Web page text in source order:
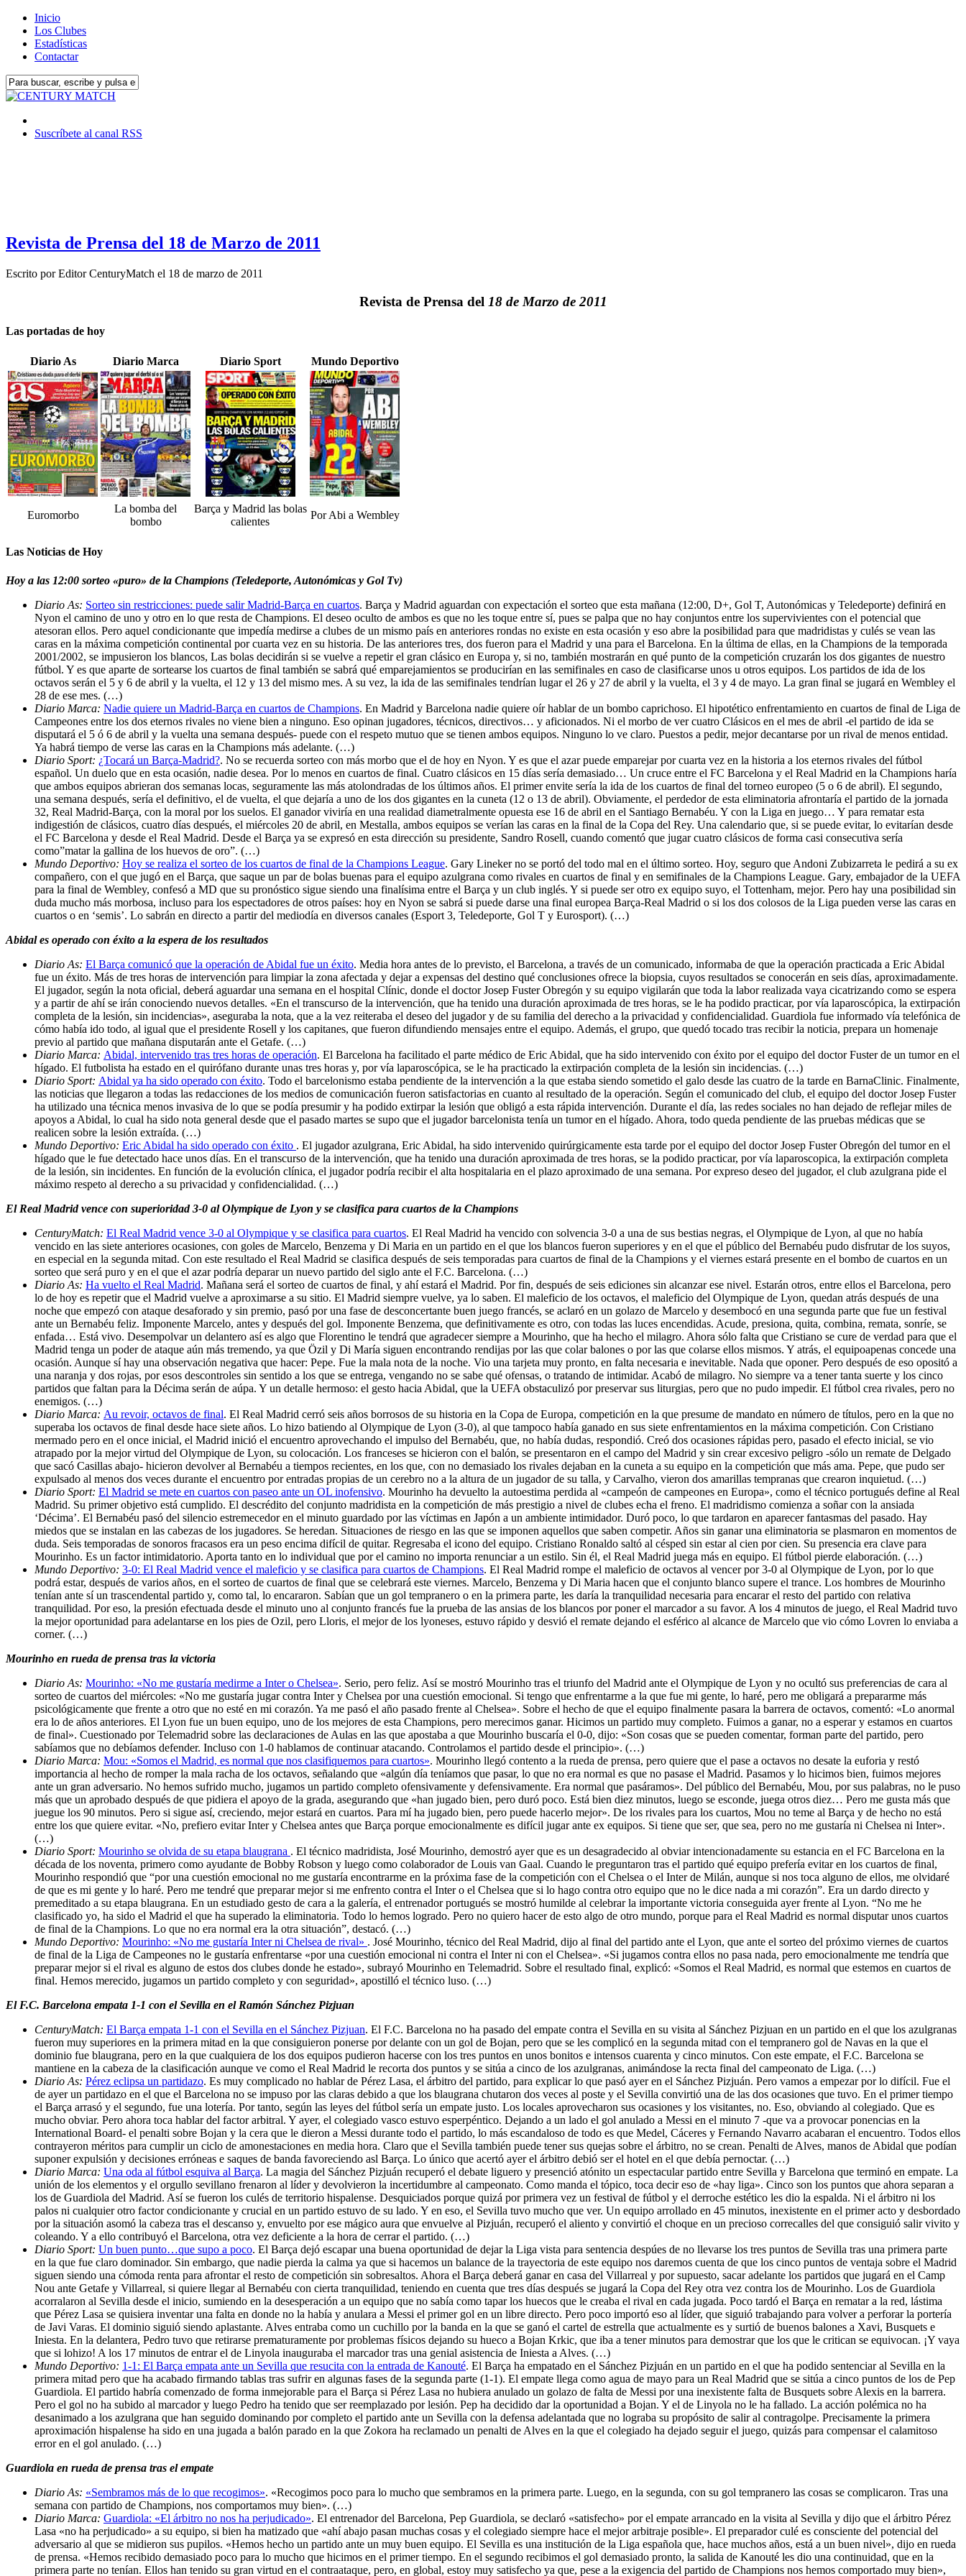
Inicio
Los Clubes
Estadísticas
Contactar
Suscríbete al canal RSS
Revista de Prensa del 18 de Marzo de 2011
Escrito porEditor CenturyMatch el 18 de marzo de 2011
Revista de Prensa del 18 de Marzo de 2011
Las portadas de hoy
Diario As Diario Marca Diario Sport Mundo Deportivo
Euromorbo
La bomba del
bombo
Barça y Madrid las bolas
calientes
Por Abi a Wembley
Las Noticias de Hoy
Hoy a las 12:00 sorteo «puro» de la Champions (Teledeporte, Autonómicas y Gol Tv)
Diario As: Sorteo sin restricciones: puede salir Madrid-Barça en cuartos. Barça y Madrid aguardan con expectación el sorteo que esta mañana (12:00, D+, Gol T, Autonómicas y Teledeporte) definirá en
Nyon el camino de uno y otro en lo que resta de Champions. El deseo oculto de ambos es que no les toque entre sí, pues se palpa que no hay conjuntos entre los supervivientes con el potencial que
atesoran ellos. Pero aquel condicionante que impedía medirse a clubes de un mismo país en anteriores rondas no existe en esta ocasión y eso abre la posibilidad para que madridistas y culés se vean las
caras en la máxima competición continental por cuarta vez en su historia. De las anteriores tres, dos fueron para el Madrid y una para el Barcelona. En la última de ellas, en la Champions de la temporada
2001/2002, se impusieron los blancos, Las bolas decidirán si se vuelve a repetir el gran clásico en Europa y, si no, también mostrarán en qué punto de la competición cruzarán los dos gigantes de nuestro
fútbol. Y es que aparte de sortearse los cuartos de final también se sabrá qué emparejamientos se producirían en las semifinales en caso de clasificarse unos u otros equipos. Los partidos de ida de los
octavos serán el 5 y 6 de abril y la vuelta, el 12 y 13 del mismo mes. A su vez, la ida de las semifinales tendrían lugar el 26 y 27 de abril y la vuelta, el 3 y 4 de mayo. La gran final se jugará en Wembley el
28 de ese mes. (…)
Diario Marca: Nadie quiere un Madrid-Barça en cuartos de Champions. En Madrid y Barcelona nadie quiere oír hablar de un bombo caprichoso. El hipotético enfrentamiento en cuartos de final de Liga de
Campeones entre los dos eternos rivales no viene bien a ninguno. Eso opinan jugadores, técnicos, directivos… y aficionados. Ni el morbo de ver cuatro Clásicos en el mes de abril -el partido de ida se
disputará el 5 ó 6 de abril y la vuelta una semana después- puede con el respeto mutuo que se tienen ambos equipos. Ninguno lo ve claro. Puestos a pedir, mejor decantarse por un rival de menos entidad.
Ya habrá tiempo de verse las caras en la Champions más adelante. (…)
Diario Sport: ¿Tocará un Barça-Madrid?. No se recuerda sorteo con más morbo que el de hoy en Nyon. Y es que el azar puede emparejar por cuarta vez en la historia a los eternos rivales del fútbol
español. Un duelo que en esta ocasión, nadie desea. Por lo menos en cuartos de final. Cuatro clásicos en 15 días sería demasiado… Un cruce entre el FC Barcelona y el Real Madrid en la Champions haría
que ambos equipos abrieran dos semanas locas, seguramente las más atolondradas de los últimos años. El primer envite sería la ida de los cuartos de final del torneo europeo (5 o 6 de abril). El segundo,
una semana después, sería el definitivo, el de vuelta, el que dejaría a uno de los dos gigantes en la cuneta (12 o 13 de abril). Obviamente, el perdedor de esta eliminatoria afrontaría el partido de la jornada
32, Real Madrid-Barça, con la moral por los suelos. El ganador viviría en una realidad diametralmente opuesta ese 16 de abril en el Santiago Bernabéu. Y con la Liga en juego… Y para rematar esta
indigestión de clásicos, cuatro días después, el miércoles 20 de abril, en Mestalla, ambos equipos se verían las caras en la final de la Copa del Rey. Una calendario que, si se puede evitar, lo evitarían desde
el FC Barcelona y desde el Real Madrid. Desde el Barça ya se expresó en esta dirección su presidente, Sandro Rosell, cuando comentó que jugar cuatro clásicos de forma casi consecutiva sería
como”matar la gallina de los huevos de oro”. (…)
Mundo Deportivo: Hoy se realiza el sorteo de los cuartos de final de la Champions League. Gary Lineker no se portó del todo mal en el último sorteo. Hoy, seguro que Andoni Zubizarreta le pedirá a su ex
compañero, con el que jugó en el Barça, que saque un par de bolas buenas para el equipo azulgrana como rivales en cuartos de final y en semifinales de la Champions League. Gary, embajador de la UEFA
para la final de Wembley, confesó a MD que su pronóstico sigue siendo una finalísima entre el Barça y un club inglés. Y si puede ser otro ex equipo suyo, el Tottenham, mejor. Pero hay una posibilidad sin
duda mucho más morbosa, incluso para los espectadores de otros países: hoy en Nyon se sabrá si puede darse una final europea Barça-Real Madrid o si los dos colosos de la Liga pueden verse las caras en
cuartos o en ‘semis’. Lo sabrán en directo a partir del mediodía en diversos canales (Esport 3, Teledeporte, Gol T y Eurosport). (…)
Abidal es operado con éxito a la espera de los resultados
Diario As: El Barça comunicó que la operación de Abidal fue un éxito. Media hora antes de lo previsto, el Barcelona, a través de un comunicado, informaba de que la operación practicada a Eric Abidal
fue un éxito. Más de tres horas de intervención para limpiar la zona afectada y dejar a expensas del destino qué conclusiones ofrece la biopsia, cuyos resultados se conocerán en seis días, aproximadamente.
El jugador, según la nota oficial, deberá aguardar una semana en el hospital Clínic, donde el doctor Josep Fuster Obregón y su equipo vigilarán que toda la labor realizada vaya cicatrizando como se espera
y a partir de ahí se irán conociendo nuevos detalles. «En el transcurso de la intervención, que ha tenido una duración aproximada de tres horas, se le ha podido practicar, por vía laparoscópica, la extirpación
completa de la lesión, sin incidencias», aseguraba la nota, que a la vez reiteraba el deseo del jugador y de su familia del derecho a la privacidad y confidencialidad. Guardiola fue informado vía telefónica de
cómo había ido todo, al igual que el presidente Rosell y los capitanes, que fueron difundiendo mensajes entre el equipo. Además, el grupo, que quedó tocado tras recibir la noticia, prepara un homenaje
previo al partido que mañana disputarán ante el Getafe. (…)
Diario Marca: Abidal, intervenido tras tres horas de operación. El Barcelona ha facilitado el parte médico de Eric Abidal, que ha sido intervenido con éxito por el equipo del doctor Fuster de un tumor en el
hígado. El futbolista ha estado en el quirófano durante unas tres horas y, por vía laparoscópica, se le ha practicado la extirpación completa de la lesión sin incidencias. (…)
Diario Sport: Abidal ya ha sido operado con éxito. Todo el barcelonismo estaba pendiente de la intervención a la que estaba siendo sometido el galo desde las cuatro de la tarde en BarnaClinic. Finalmente,
las noticias que llegaron a todas las redacciones de los medios de comunicación fueron satisfactorias en cuanto al resultado de la operación. Según el comunicado del club, el equipo del doctor Josep Fuster
ha utilizado una técnica menos invasiva de lo que se podía presumir y ha podido extirpar la lesión que obligó a esta rápida intervención. Durante el día, las redes sociales no han dejado de reflejar miles de
apoyos a Abidal, lo cual ha sido nota general desde que el pasado martes se supo que el jugador barcelonista tenía un tumor en el hígado. Ahora, todo queda pendiente de las pruebas médicas que se
realicen sobre la lesión extraída. (…)
Mundo Deportivo: Eric Abidal ha sido operado con éxito . El jugador azulgrana, Eric Abidal, ha sido intervenido quirúrgicamente esta tarde por el equipo del doctor Josep Fuster Obregón del tumor en el
hígado que le fue detectado hace unos días. En el transcurso de la intervención, que ha tenido una duración aproximada de tres horas, se la podido practicar, por vía laparoscopica, la extirpación completa
de la lesión, sin incidentes. En función de la evolución clínica, el jugador podría recibir el alta hospitalaria en el plazo aproximado de una semana. Por expreso deseo del jugador, el club azulgrana pide el
máximo respeto al derecho a su privacidad y confidencialidad. (…)
El Real Madrid vence con superioridad 3-0 al Olympique de Lyon y se clasifica para cuartos de la Champions
CenturyMatch: El Real Madrid vence 3-0 al Olympique y se clasifica para cuartos. El Real Madrid ha vencido con solvencia 3-0 a una de sus bestias negras, el Olympique de Lyon, al que no había
vencido en las siete anteriores ocasiones, con goles de Marcelo, Benzema y Di Maria en un partido en el que los blancos fueron superiores y en el que el público del Bernabéu pudo disfrutar de los suyos,
en especial en la segunda mitad. Con este resultado el Real Madrid se clasifica después de seis temporadas para cuartos de final de la Champions y el viernes estará presente en el bombo de cuartos en un
sorteo que será puro y en el que el azar podría deparar un nuevo partido del siglo ante el F.C. Barcelona. (…)
Diario As: Ha vuelto el Real Madrid. Mañana será el sorteo de cuartos de final, y ahí estará el Madrid. Por fin, después de seis ediciones sin alcanzar ese nivel. Estarán otros, entre ellos el Barcelona, pero
lo de hoy es repetir que el Madrid vuelve a aproximarse a su sitio. El Madrid siempre vuelve, ya lo saben. El maleficio de los octavos, el maleficio del Olympique de Lyon, quedan atrás después de una
noche que empezó con ataque desaforado y sin premio, pasó por una fase de desconcertante buen juego francés, se aclaró en un golazo de Marcelo y desembocó en una segunda parte que fue un festival
ante un Bernabéu feliz. Imponente Marcelo, antes y después del gol. Imponente Benzema, que definitivamente es otro, con todas las luces encendidas. Acude, presiona, quita, combina, remata, sonríe, se
enfada… Está vivo. Desempolvar un delantero así es algo que Florentino le tendrá que agradecer siempre a Mourinho, que ha hecho el milagro. Ahora sólo falta que Cristiano se cure de verdad para que el
Madrid tenga un poder de ataque aún más tremendo, ya que Özil y Di María siguen encontrando rendijas por las que colar balones o por las que colarse ellos mismos. Y atrás, el equipoapenas concede una
ocasión. Aunque sí hay una observación negativa que hacer: Pepe. Fue la mala nota de la noche. Vio una tarjeta muy pronto, en falta necesaria e inevitable. Nada que oponer. Pero después de eso opositó a
una naranja y dos rojas, por esos descontroles sin sentido a los que se entrega, vengando no se sabe qué ofensas, o tratando de intimidar. Acabó de milagro. No siempre va a tener tanta suerte y los cinco
partidos que faltan para la Décima serán de aúpa. Y un detalle hermoso: el gesto hacia Abidal, que la UEFA obstaculizó por preservar sus liturgias, pero que no pudo impedir. El fútbol crea rivales, pero no
enemigos. (…)
Diario Marca: Au revoir, octavos de final. El Real Madrid cerró seis años borrosos de su historia en la Copa de Europa, competición en la que presume de mandato en número de títulos, pero en la que no
superaba los octavos de final desde hace siete años. Lo hizo batiendo al Olympique de Lyon (3-0), al que tampoco había ganado en sus siete enfrentamientos en la máxima competición. Con Cristiano
mermado pero en el once inicial, el Madrid inició el encuentro aprovechando el impulso del Bernabéu, que, no había dudas, respondió. Creó dos ocasiones rápidas pero, pasado el efecto inicial, se vio
atrapado por la mejor virtud del Olympique de Lyon, su colocación. Los franceses se hicieron con el balón, se presentaron en el campo del Madrid y sin crear excesivo peligro -sólo un remate de Delgado
que sacó Casillas abajo- hicieron devolver al Bernabéu a tiempos recientes, en los que, con no demasiado los rivales dejaban en la cuneta a su equipo en la competición que más ama. Pepe, que pudo ser
expulsado al menos dos veces durante el encuentro por entradas propias de un cerebro no a la altura de un jugador de su talla, y Carvalho, vieron dos amarillas tempranas que crearon inquietud. (…)
Diario Sport: El Madrid se mete en cuartos con paseo ante un OL inofensivo. Mourinho ha devuelto la autoestima perdida al «campeón de campeones en Europa», como el técnico portugués define al Real
Madrid. Su primer objetivo está cumplido. El descrédito del conjunto madridista en la competición de más prestigio a nivel de clubes echa el freno. El madridismo comienza a soñar con la ansiada
‘Décima’. El Bernabéu pasó del silencio estremecedor en el minuto guardado por las víctimas en Japón a un ambiente intimidador. Duró poco, lo que tardaron en aparecer fantasmas del pasado. Hay
miedos que se instalan en las cabezas de los jugadores. Se heredan. Situaciones de riesgo en las que se imponen aquellos que saben competir. Años sin ganar una eliminatoria se plasmaron en momentos de
duda. Seis temporadas de sonoros fracasos era un peso encima difícil de quitar. Regresaba el icono del equipo. Cristiano Ronaldo saltó al césped sin estar al cien por cien. Su presencia era clave para
Mourinho. Es un factor intimidatorio. Aporta tanto en lo individual que por el camino no importa renunciar a un estilo. Sin él, el Real Madrid juega más en equipo. El fútbol pierde elaboración. (…)
Mundo Deportivo: 3-0: El Real Madrid vence el maleficio y se clasifica para cuartos de Champions. El Real Madrid rompe el maleficio de octavos al vencer por 3-0 al Olympique de Lyon, por lo que
podrá estar, después de varios años, en el sorteo de cuartos de final que se celebrará este viernes. Marcelo, Benzema y Di Maria hacen que el conjunto blanco supere el trance. Los hombres de Mourinho
tenían ante sí un trascendental partido y, como tal, lo encararon. Sabían que un gol tempranero o en la primera parte, les daría la tranquilidad necesaria para encarar el resto del partido con relativa
tranquilidad. Por eso, la presión efectuada desde el minuto uno al conjunto francés fue la prueba de las ansias de los blancos por poner el marcador a su favor. A los 4 minutos de juego, el Real Madrid tuvo
la mejor oportunidad para adelantarse en los pies de Ozil, pero Lloris, el mejor de los lyoneses, estuvo rápido y desvió el remate dejando el esférico al alcance de Marcelo que vio cómo Lovren lo enviaba a
corner. (…)
Mourinho en rueda de prensa tras la victoria
Diario As: Mourinho: «No me gustaría medirme a Inter o Chelsea». Serio, pero feliz. Así se mostró Mourinho tras el triunfo del Madrid ante el Olympique de Lyon y no ocultó sus preferencias de cara al
sorteo de cuartos del miércoles: «No me gustaría jugar contra Inter y Chelsea por una cuestión emocional. Si tengo que enfrentarme a la que fue mi gente, lo haré, pero me obligará a prepararme más
psicológicamente que frente a otro que no esté en mi corazón. Ya me pasó el año pasado frente al Chelsea». Sobre el hecho de que el equipo finalmente pasara la barrera de octavos, comentó: «Lo anormal
era lo de años anteriores. El Lyon fue un buen equipo, uno de los mejores de esta Champions, pero merecimos ganar. Hicimos un partido muy completo. Fuimos a ganar, no a esperar y estamos en cuartos
de final». Cuestionado por Telemadrid sobre las declaraciones de Aulas en las que apostaba a que Mourinho buscaría el 0-0, dijo: «Son cosas que se pueden comentar, forman parte del partido, pero
sabíamos que no debíamos defender. Incluso con 1-0 hablamos de continuar atacando. Controlamos el partido desde el principio». (…)
Diario Marca: Mou: «Somos el Madrid, es normal que nos clasifiquemos para cuartos». Mourinho llegó contento a la rueda de prensa, pero quiere que el pase a octavos no desate la euforia y restó
importancia al hecho de romper la mala racha de los octavos, señalando que «algún día teníamos que pasar, lo que no era normal es que no pasase el Madrid. Pasamos y lo hicimos bien, fuimos mejores
ante un gran adversario. No hemos sufrido mucho, jugamos un partido completo ofensivamente y defensivamente. Era normal que pasáramos». Del público del Bernabéu, Mou, por sus palabras, no le puso
más que un aprobado después de que pidiera el apoyo de la grada, asegurando que «han jugado bien, pero duró poco. Está bien diez minutos, luego se esconde, juega otros diez… Pero me gusta más que
juegue los 90 minutos. Pero si sigue así, creciendo, mejor estará en cuartos. Para mí ha jugado bien, pero puede hacerlo mejor». De los rivales para los cuartos, Mou no teme al Barça y de hecho no está
entre los que quiere evitar. «No, prefiero evitar Inter y Chelsea antes que Barça porque emocionalmente es difícil jugar ante ex equipos. Si tiene que ser, que sea, pero no me gustaría ni Chelsea ni Inter».
(…)
Diario Sport: Mourinho se olvida de su etapa blaugrana . El técnico madridista, José Mourinho, demostró ayer que es un desagradecido al obviar intencionadamente su estancia en el FC Barcelona en la
década de los noventa, primero como ayudante de Bobby Robson y luego como colaborador de Louis van Gaal. Cuando le preguntaron tras el partido qué equipo prefería evitar en los cuartos de final,
Mourinho respondió que “por una cuestión emocional no me gustaría encontrarme en la próxima fase de la competición con el Chelsea o el Inter de Milán, aunque si nos toca alguno de ellos, me olvidaré
de que es mi gente y lo haré. Pero me tendré que preparar mejor si me enfrento contra el Inter o el Chelsea que si lo hago contra otro equipo que no le dice nada a mi corazón”. Era un dardo directo y
premeditado a su etapa blaugrana. En un estudiado gesto de cara a la galería, el entrenador portugués se mostró humilde al celebrar la importante victoria conseguida ayer frente al Lyon. “No me he
clasificado yo, ha sido el Madrid el que ha superado la eliminatoria. Todo lo hemos logrado. Pero no quiero hacer de esto algo de otro mundo, porque para el Real Madrid es normal disputar unos cuartos
de final de la Champions. Lo que no era normal era la otra situación”, destacó. (…)
Mundo Deportivo: Mourinho: «No me gustaría Inter ni Chelsea de rival» . José Mourinho, técnico del Real Madrid, dijo al final del partido ante el Lyon, que ante el sorteo del próximo viernes de cuartos
de final de la Liga de Campeones no le gustaría enfrentarse «por una cuestión emocional ni contra el Inter ni con el Chelsea». «Si jugamos contra ellos no pasa nada, pero emocionalmente me tendría que
preparar mejor si el rival es alguno de estos dos clubes donde he estado», subrayó Mourinho en Telemadrid. Sobre el resultado final, explicó: «Somos el Real Madrid, es normal que estemos en cuartos de
final. Hemos merecido, jugamos un partido completo y con seguridad», apostilló el técnico luso. (…)
El F.C. Barcelona empata 1-1 con el Sevilla en el Ramón Sánchez Pizjuan
CenturyMatch: El Barça empata 1-1 con el Sevilla en el Sánchez Pizjuan. El F.C. Barcelona no ha pasado del empate contra el Sevilla en su visita al Sánchez Pizjuan en un partido en el que los azulgranas
fueron muy superiores en la primera mitad en la que consiguieron ponerse por delante con un gol de Bojan, pero que se les complicó en la segunda mitad con el tempranero gol de Navas en la que el
dominio fue blaugrana, pero en la que cualquiera de los dos equipos pudieron hacerse con los tres puntos en unos bonitos e intensos cuarenta y cinco minutos. Con este empate, el F.C. Barcelona se
mantiene en la cabeza de la clasificación aunque ve como el Real Madrid le recorta dos puntos y se sitúa a cinco de los azulgranas, animándose la recta final del campeonato de Liga. (…)
Diario As: Pérez eclipsa un partidazo. Es muy complicado no hablar de Pérez Lasa, el árbitro del partido, para explicar lo que pasó ayer en el Sánchez Pizjuán. Pero vamos a empezar por lo difícil. Fue el
de ayer un partidazo en el que el Barcelona no se impuso por las claras debido a que los blaugrana chutaron dos veces al poste y el Sevilla convirtió una de las dos ocasiones que tuvo. En el primer tiempo
el Barça arrasó y el segundo, fue una lotería. Por tanto, según las leyes del fútbol sería un empate justo. Los locales aprovecharon sus ocasiones y los visitantes, no. Eso, obviando al colegiado. Que es
mucho obviar. Pero ahora toca hablar del factor arbitral. Y ayer, el colegiado vasco estuvo esperpéntico. Dejando a un lado el gol anulado a Messi en el minuto 7 -que va a provocar ponencias en la
International Board- el penalti sobre Bojan y la cera que le dieron a Messi durante todo el partido, lo más escandaloso de todo es que Medel, Cáceres y Fernando Navarro acabaran el encuentro. Todos ellos
contrayeron méritos para cumplir un ciclo de amonestaciones en media hora. Claro que el Sevilla también puede tener sus quejas sobre el árbitro, no se crean. Penalti de Alves, manos de Abidal que podían
suponer expulsión y decisiones erróneas e saques de banda favoreciendo asl Barça. Lo único que acertó ayer el árbitro debió ser el hotel en el que debía pernoctar. (…)
Diario Marca: Una oda al fútbol esquiva al Barça. La magia del Sánchez Pizjuán recuperó el debate liguero y presenció atónito un espectacular partido entre Sevilla y Barcelona que terminó en empate. La
unión de los elementos y el orgullo sevillano frenaron al líder y devolvieron la incertidumbre al campeonato. Como manda el tópico, toca decir eso de «hay liga». Cinco son los puntos que ahora separan a
los de Guardiola del Madrid. Así se fueron los culés de territorio hispalense. Desquiciados porque quizá por primera vez un festival de fútbol y el derroche estético les dio la espalda. Ni el árbitro ni los
palos ni cualquier otro factor condicionante y crucial en un partido estuvo de su lado. Y en eso, el Sevilla tuvo mucho que ver. Un equipo arrollado en 45 minutos, inexistente en el primer acto y desbordado
por la situación asomó la cabeza tras el descanso y, envuelto por ese mágico aura que envuelve al Pizjuán, recuperó el aliento y convirtió el choque en un precioso correcalles del que consiguió salir vivito y
coleando. Y a ello contribuyó el Barcelona, otra vez deficiente a la hora de cerrar el partido. (…)
Diario Sport: Un buen punto…que supo a poco. El Barça dejó escapar una buena oportunidad de dejar la Liga vista para sentencia despúes de no llevarse los tres puntos de Sevilla tras una primera parte
en la que fue claro dominador. Sin embargo, que nadie pierda la calma ya que si hacemos un balance de la trayectoria de este equipo nos daremos cuenta de que los cinco puntos de ventaja sobre el Madrid
siguen siendo una cómoda renta para afrontar el resto de competición sin sobresaltos. Ahora el Barça deberá ganar en casa del Villarreal y por supuesto, sacar adelante los partidos que jugará en el Camp
Nou ante Getafe y Villarreal, si quiere llegar al Bernabéu con cierta tranquilidad, teniendo en cuenta que tres días después se jugará la Copa del Rey otra vez contra los de Mourinho. Los de Guardiola
acorralaron al Sevilla desde el inicio, sumiendo en la desesperación a un equipo que no sabía como tapar los huecos que le creaba el rival en cada jugada. Poco tardó el Barça en rematar a la red, lástima
que Pérez Lasa se quisiera inventar una falta en donde no la había y anulara a Messi el primer gol en un libre directo. Pero poco importó eso al líder, que siguió trabajando para volver a perforar la portería
de Javi Varas. El dominio siguió siendo aplastante. Alves entraba como un cuchillo por la banda en la que se ganó el cartel de estrella que actualmente es y surtió de buenos balones a Xavi, Busquets e
Iniesta. En la delantera, Pedro tuvo que retirarse prematuramente por problemas físicos dejando su hueco a Bojan Krkic, que iba a tener minutos para demostrar que los que le critican se equivocan. ¡Y vaya
que si lohizo! A los 17 minutos de entrar el de Linyola inauguraba el marcador tras una genial asistencia de Iniesta a Alves. (…)
Mundo Deportivo: 1-1: El Barça empata ante un Sevilla que resucita con la entrada de Kanouté. El Barça ha empatado en el Sánchez Pizjuán en un partido en el que ha podido sentenciar al Sevilla en la
primera mitad pero que ha acabado firmando tablas tras sufrir en algunas fases de la segunda parte (1-1). El empate llega como agua de mayo para un Real Madrid que se sitúa a cinco puntos de los de Pep
Guardiola. El partido habría comenzado de forma inmejorable para el Barça si Pérez Lasa no hubiera anulado un golazo de falta de Messi por una inexistente falta de Busquets sobre Alexis en la barrera.
Pero el gol no ha subido al marcador y luego Pedro ha tenido que ser reemplazado por lesión. Pep ha decidido dar la oportunidad a Bojan. Y el de Linyola no le ha fallado. La acción polémica no ha
desanimado a los azulgrana que han seguido dominando por completo el partido ante un Sevilla con la defensa adelantada que no lograba su propósito de salir al contragolpe. Precisamente la primera
aproximación hispalense ha sido en una jugada a balón parado en la que Zokora ha reclamado un penalti de Alves en la que el colegiado ha dejado seguir el juego, quizás para compensar el calamitoso
error en el gol anulado. (…)
Guardiola en rueda de prensa tras el empate
Diario As: «Sembramos más de lo que recogimos». «Recogimos poco para lo mucho que sembramos en la primera parte. Luego, en la segunda, con su gol tempranero las cosas se complicaron. Tras una
semana con partido de Champions, nos comportamos muy bien». (…)
Diario Marca: Guardiola: «El árbitro no nos ha perjudicado». El entrenador del Barcelona, Pep Guardiola, se declaró «satisfecho» por el empate arrancado en la visita al Sevilla y dijo que el árbitro Pérez
Lasa «no ha perjudicado» a su equipo, si bien ha matizado que «ahí abajo pasan muchas cosas y el colegiado siempre hace el mejor arbitraje posible». El preparador culé es consciente del potencial del
adversario al que se midieron sus pupilos. «Hemos hecho un partido ante un muy buen equipo. El Sevilla es una institución de la Liga española que, hace muchos años, está a un buen nivel», dijo en rueda
de prensa. «Hemos recibido demasiado poco para lo mucho que hicimos en el primer tiempo. En el segundo recibimos el gol demasiado pronto, la salida de Kanouté les dio una continuidad, que en la
primera parte no tenían. Ellos han tenido su gran virtud en el contraataque, pero, en global, estoy muy satisfecho ya que, pese a la exigencia del partido de Champions nos hemos comportado muy bien»,